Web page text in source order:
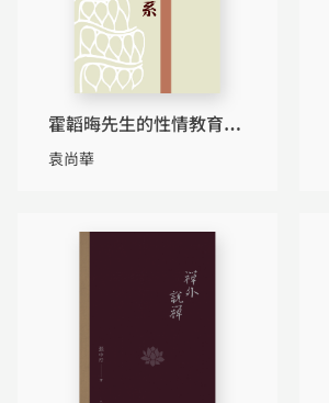
霍韜晦先生的性情教育體
系
袁尚華